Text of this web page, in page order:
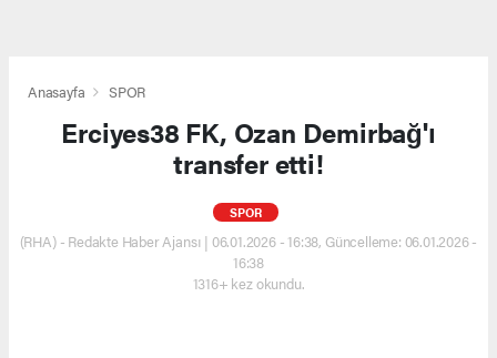
Anasayfa SPOR
Erciyes38 FK, Ozan Demirbağ'ı
transfer etti!
SPOR
(RHA) - Redakte Haber Ajansı | 06.01.2026 - 16:38, Güncelleme: 06.01.2026 -
16:38
1316+ kez okundu.